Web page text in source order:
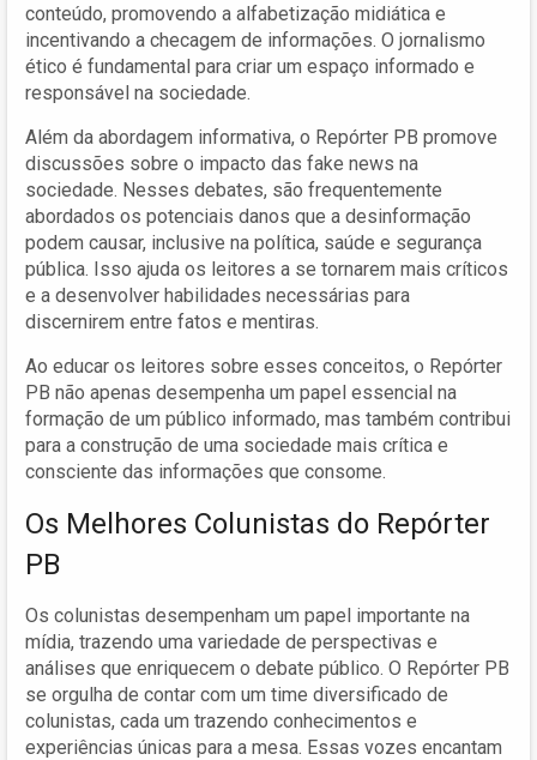
conteúdo, promovendo a alfabetização midiática e
incentivando a checagem de informações. O jornalismo
ético é fundamental para criar um espaço informado e
responsável na sociedade.
Além da abordagem informativa, o Repórter PB promove
discussões sobre o impacto das fake news na
sociedade. Nesses debates, são frequentemente
abordados os potenciais danos que a desinformação
podem causar, inclusive na política, saúde e segurança
pública. Isso ajuda os leitores a se tornarem mais críticos
e a desenvolver habilidades necessárias para
discernirem entre fatos e mentiras.
Ao educar os leitores sobre esses conceitos, o Repórter
PB não apenas desempenha um papel essencial na
formação de um público informado, mas também contribui
para a construção de uma sociedade mais crítica e
consciente das informações que consome.
Os Melhores Colunistas do Repórter
PB
Os colunistas desempenham um papel importante na
mídia, trazendo uma variedade de perspectivas e
análises que enriquecem o debate público. O Repórter PB
se orgulha de contar com um time diversificado de
colunistas, cada um trazendo conhecimentos e
experiências únicas para a mesa. Essas vozes encantam